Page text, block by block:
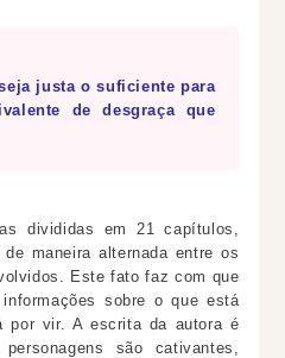
justa o suficiente para
de desgraça que
divididas em 21 capítulos,
maneira alternada entre os
Este fato faz com que
sobre o que está
por vir. A escrita da autora é
são cativantes,